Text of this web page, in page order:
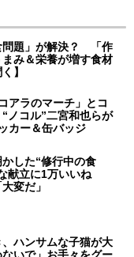
問題」が解決？ 「作
み＆栄養が増す食材
】
アラのマーチ」とコ
ノコル”二宮和也らが
カー＆缶バッジ
かした“修行中の食
立に1万いいね
変だ」
ハンサムな子猫が大